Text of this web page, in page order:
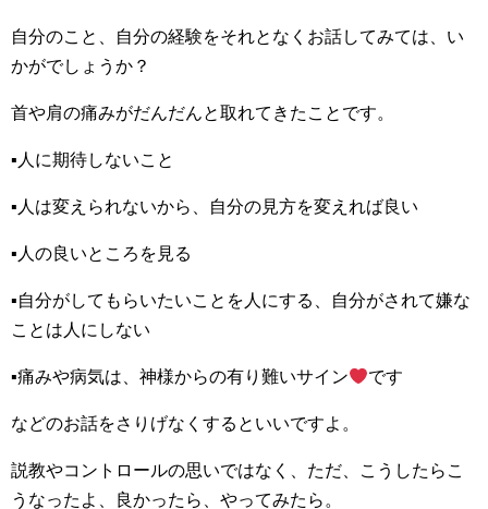
自分のこと、自分の経験をそれとなくお話してみては、い
かがでしょうか？
首や肩の痛みがだんだんと取れてきたことです。
▪人に期待しないこと
▪人は変えられないから、自分の見方を変えれば良い
▪人の良いところを見る
▪自分がしてもらいたいことを人にする、自分がされて嫌な
ことは人にしない
▪痛みや病気は、神様からの有り難いサイン です
などのお話をさりげなくするといいですよ。
説教やコントロールの思いではなく、ただ、こうしたらこ
うなったよ、良かったら、やってみたら。